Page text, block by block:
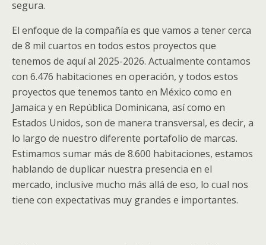
segura.
El enfoque de la compañía es que vamos a tener cerca
de 8 mil cuartos en todos estos proyectos que
tenemos de aquí al 2025-2026. Actualmente contamos
con 6.476 habitaciones en operación, y todos estos
proyectos que tenemos tanto en México como en
Jamaica y en República Dominicana, así como en
Estados Unidos, son de manera transversal, es decir, a
lo largo de nuestro diferente portafolio de marcas.
Estimamos sumar más de 8.600 habitaciones, estamos
hablando de duplicar nuestra presencia en el
mercado, inclusive mucho más allá de eso, lo cual nos
tiene con expectativas muy grandes e importantes.